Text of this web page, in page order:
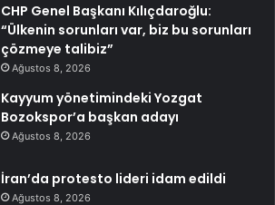
CHP Genel Başkanı Kılıçdaroğlu:
“Ülkenin sorunları var, biz bu sorunları
çözmeye talibiz”
Ağustos 8, 2026
Kayyum yönetimindeki Yozgat
Bozokspor’a başkan adayı
Ağustos 8, 2026
İran’da protesto lideri idam edildi
Ağustos 8, 2026